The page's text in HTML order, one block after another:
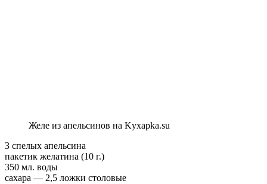
Желе из апельсинов на Kyxapka.su
3 спелых апельсина
пакетик желатина (10 г.)
350 мл. воды
сахара — 2,5 ложки столовые